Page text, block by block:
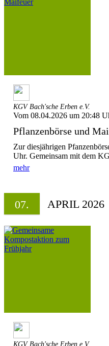
KGV Bach'sche Erben e.V.
Vom 08.04.2026 um 20:48
Pflanzenbörse und
Zur diesjährigen
Uhr. Gemeinsam mit dem
mehr
07. APRIL 2026
KGV Bach'sche Erben e.V.